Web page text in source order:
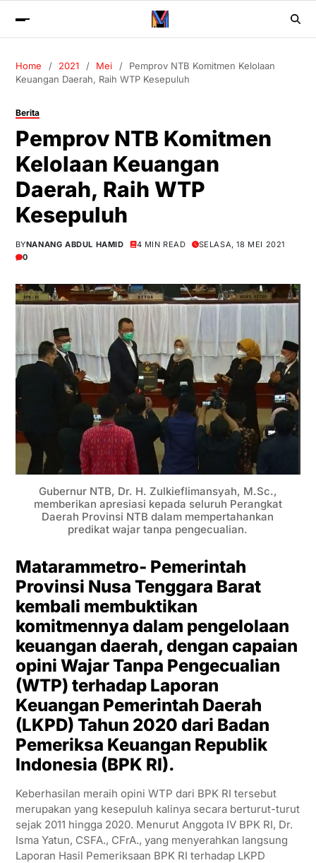
Home 2021 Mei
Pemprov NTB Komitmen Kelolaan
Keuangan Daerah, Raih WTP Kesepuluh
Berita
Pemprov NTB Komitmen
Kelolaan Keuangan
Daerah, Raih WTP
Kesepuluh
BYNANANG ABDUL HAMID 4 MIN READ
SELASA, 18 MEI 2021
0
Gubernur NTB, Dr. H. Zulkieflimansyah, M.Sc.,
memberikan apresiasi kepada seluruh Perangkat
Daerah Provinsi NTB dalam mempertahankan
predikat wajar tanpa pengecualian.
Matarammetro- Pemerintah
Provinsi Nusa Tenggara Barat
kembali membuktikan
komitmennya dalam pengelolaan
keuangan daerah, dengan capaian
opini Wajar Tanpa Pengecualian
(WTP) terhadap Laporan
Keuangan Pemerintah Daerah
(LKPD) Tahun 2020 dari Badan
Pemeriksa Keuangan Republik
Indonesia (BPK RI).
Keberhasilan meraih opini WTP dari BPK RI tersebut
merupakan yang kesepuluh kalinya secara berturut-turut
sejak 2011 hingga 2020. Menurut Anggota IV BPK RI, Dr.
Isma Yatun, CSFA., CFrA., yang menyerahkan langsung
Laporan Hasil Pemeriksaan BPK RI terhadap LKPD